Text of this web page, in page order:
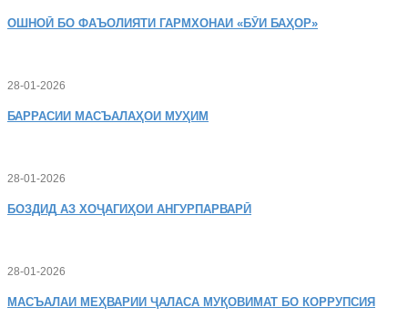
ОШНОӢ БО ФАЪОЛИЯТИ ГАРМХОНАИ «БӮИ БАҲОР»
28-01-2026
БАРРАСИИ МАСЪАЛАҲОИ МУҲИМ
28-01-2026
БОЗДИД АЗ ХОҶАГИҲОИ АНГУРПАРВАРӢ
28-01-2026
МАСЪАЛАИ МЕҲВАРИИ ҶАЛАСА МУҚОВИМАТ БО КОРРУПСИЯ